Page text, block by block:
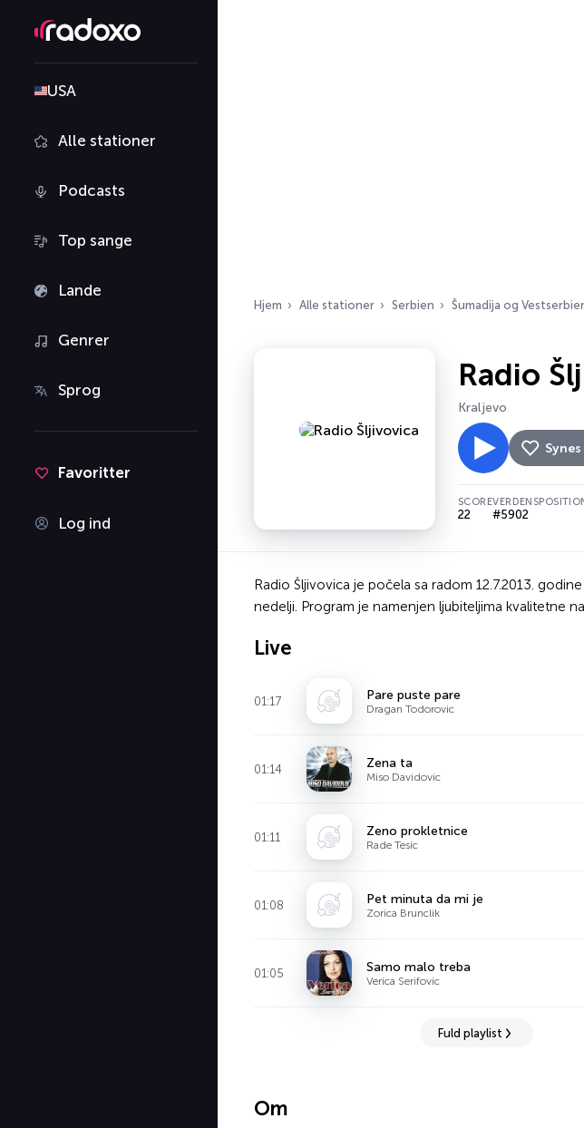
USA
Alle stationer
Podcasts
Top sange
Lande
Genrer
Sprog
Favoritter
Log ind
Hjem Alle stationer Serbien Šumadija og
Radio
Kraljevo
SCORE
22 #5902
Radio Šljivovica je počela sa radom 12.7.2013.
nedelji. Program je namenjen ljubiteljima kvalitetne
Live
01:17 Pare puste pare
Dragan Todorovic
01:14 Zena ta
Miso Davidovic
01:11 Zeno prokletnice
Rade Tesic
01:08 Pet minuta da mi je
Zorica Brunclik
01:05 Samo malo treba
Verica Serifovic
Fuld playlist
Om